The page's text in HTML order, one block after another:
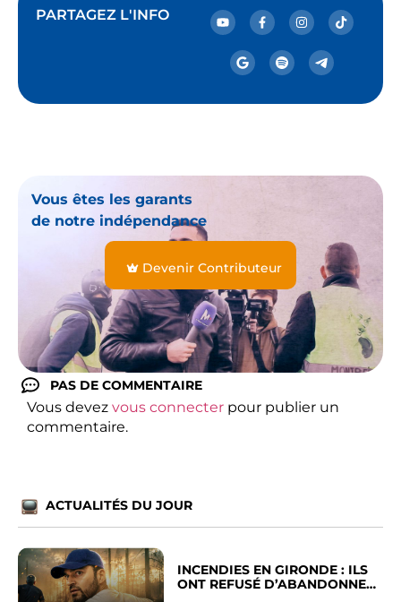
PARTAGEZ L'INFO
Vous êtes les garants
de notre indépendance
Devenir Contributeur
PAS DE COMMENTAIRE
Vous devez vous connecter pour publier un
commentaire.
ACTUALITÉS DU JOUR
INCENDIES EN GIRONDE : ILS
ONT REFUSÉ D’ABANDONNER